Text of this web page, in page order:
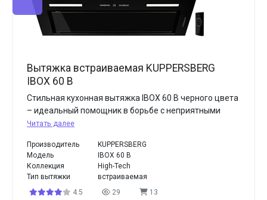
Вытяжка встраиваемая KUPPERSBERG
IBOX 60 B
Стильная кухонная вытяжка IBOX 60 B черного цвета
– идеальный помощник в борьбе с неприятными
Читать далее
Производитель
KUPPERSBERG
Модель
IBOX 60 B
Коллекция
High-Tech
Тип вытяжки
встраиваемая
4.5
29 13